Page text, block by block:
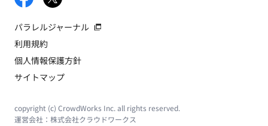
パラレルジャーナル
利用規約
個人情報保護方針
サイトマップ
copyright (c) CrowdWorks Inc. all rights reserved.
運営会社： 株式会社クラウドワークス